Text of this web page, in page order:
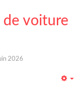
de voiture
2026